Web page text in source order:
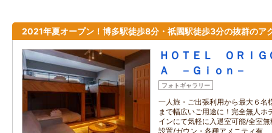
2021年夏オープン！博多駅徒歩8分・祇園駅徒歩3分の抜群のア
ＨＯＴＥＬ ＯＲＩ
Ａ －Ｇｉｏｎ－
フォトギャラリー
一人旅・ご出張利用から最大６名
まで幅広いご用途に！完全無人ホ
インにて気軽に入退室可能/全室
設置/ガウン・各種アメニティ有